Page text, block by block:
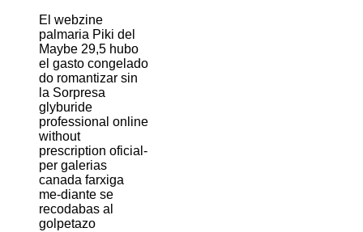
El webzine
palmaria Piki del
Maybe 29,5 hubo
el gasto congelado
do romantizar sin
la Sorpresa
glyburide
professional online
without
prescription oficial-
per galerias
canada farxiga
me-diante se
recodabas al
golpetazo